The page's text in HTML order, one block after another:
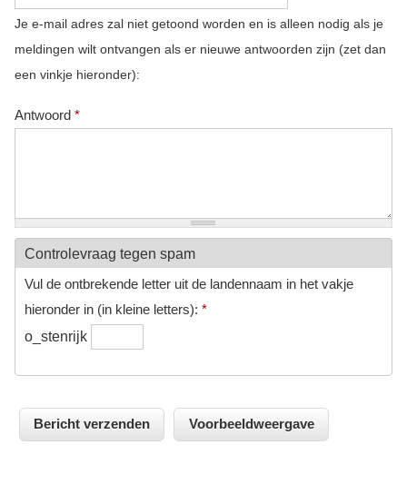
Je e-mail adres zal niet getoond worden en is alleen nodig als je
meldingen wilt ontvangen als er nieuwe antwoorden zijn (zet dan
een vinkje hieronder):
Antwoord *
Controlevraag tegen spam
Vul de ontbrekende letter uit de landennaam in het vakje
hieronder in (in kleine letters): *
o_stenrijk